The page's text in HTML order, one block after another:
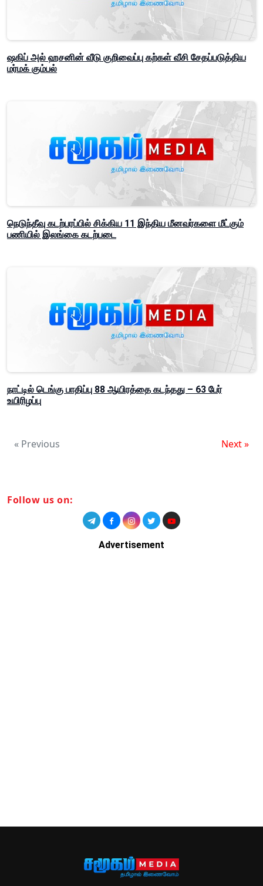
ஷகிப் அல் ஹசனின் வீடு குறிவைப்பு கற்கள் வீசி சேதப்படுத்திய
மர்மக் கும்பல்
நெடுந்தீவு கடற்பரப்பில் சிக்கிய 11 இந்திய மீனவர்களை மீட்கும்
பணியில் இலங்கை கடற்படை
நாட்டில் டெங்கு பாதிப்பு 88 ஆயிரத்தை கடந்தது – 63 பேர்
உயிரிழப்பு
« Previous Next »
Follow us on:
Advertisement